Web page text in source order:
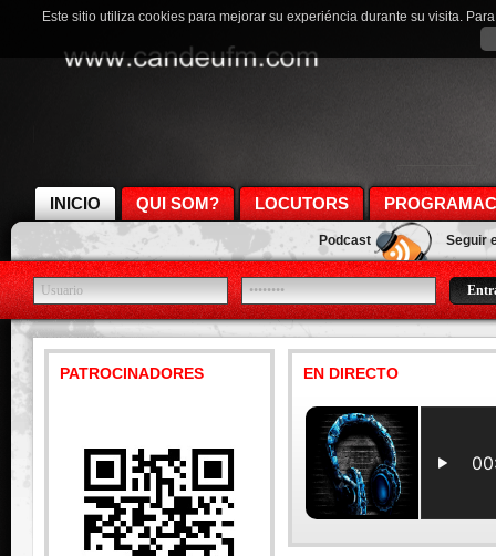
INICIO QUI SOM? LOCUTORS
Podcast Seguir
PATROCINADORES EN DIRECTO
Este sitio utiliza cookies para mejorar su experiéncia durante su visita.